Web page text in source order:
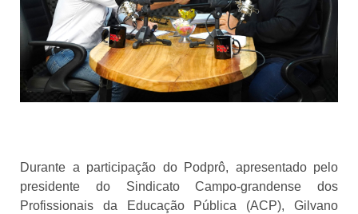
Durante a participação do Podprô, apresentado pelo
presidente do Sindicato Campo-grandense dos
Profissionais da Educação Pública (ACP), Gilvano